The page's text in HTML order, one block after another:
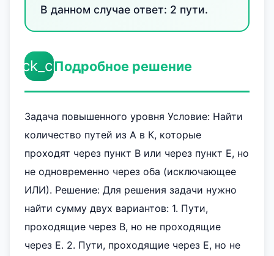
В данном случае ответ: 2 пути.
Подробное решение
Задача повышенного уровня Условие: Найти
количество путей из А в К, которые
проходят через пункт В или через пункт Е, но
не одновременно через оба (исключающее
ИЛИ). Решение: Для решения задачи нужно
найти сумму двух вариантов: 1. Пути,
проходящие через В, но не проходящие
через Е. 2. Пути, проходящие через Е, но не